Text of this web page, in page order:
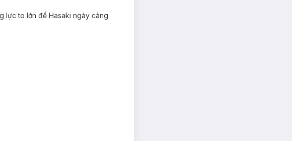
lực to lớn để Hasaki ngày càng